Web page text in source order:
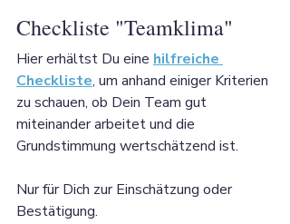
Checkliste "Teamklima"
Hier erhältst Du eine hilfreiche
Checkliste, um anhand einiger Kriterien
zu schauen, ob Dein Team gut
miteinander arbeitet und die
Grundstimmung wertschätzend ist. ​
Nur für Dich zur Einschätzung oder
Bestätigung.